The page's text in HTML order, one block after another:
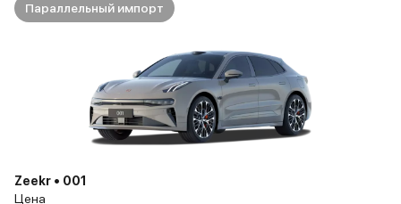
Параллельный импорт
Zeekr • 001
Цена